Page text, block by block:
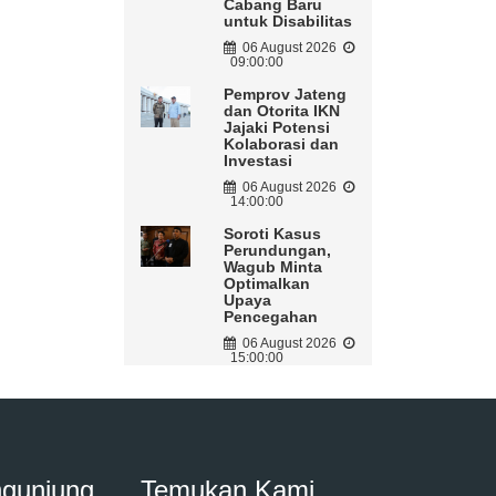
Cabang Baru
untuk Disabilitas
06 August 2026
09:00:00
Pemprov Jateng
dan Otorita IKN
Jajaki Potensi
Kolaborasi dan
Investasi
06 August 2026
14:00:00
Soroti Kasus
Perundungan,
Wagub Minta
Optimalkan
Upaya
Pencegahan
06 August 2026
15:00:00